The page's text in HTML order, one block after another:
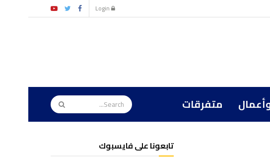
متفرقات
تابعونا على فايسبوك